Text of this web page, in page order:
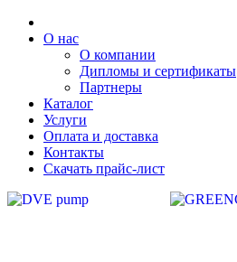
О нас
О компании
Дипломы и сертификаты
Партнеры
Каталог
Услуги
Оплата и доставка
Контакты
Скачать прайс-лист